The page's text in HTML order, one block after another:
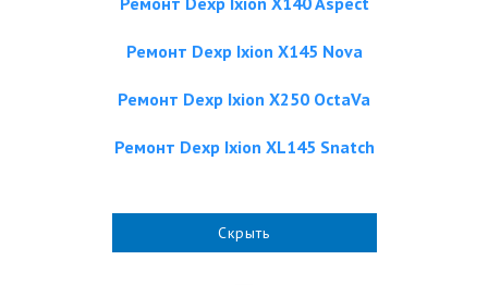
Ремонт Dexp Ixion X145 Nova
Ремонт Dexp Ixion X250 OctaVa
Ремонт Dexp Ixion XL145 Snatch
Скрыть